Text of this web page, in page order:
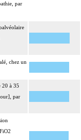
par
chez un
20 à 35
par